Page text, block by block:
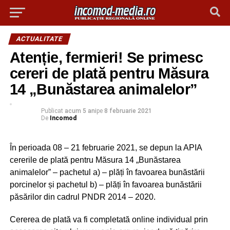
ACTUALITATE
Atenție, fermieri! Se primesc
cereri de plată pentru Măsura
14 „Bunăstarea animalelor”
Publicat acum 5 anipe 8 februarie 2021
De Incomod
În perioada 08 – 21 februarie 2021, se depun la APIA
cererile de plată pentru Măsura 14 „Bunăstarea
animalelor” – pachetul a) – plăți în favoarea bunăstării
porcinelor și pachetul b) – plăți în favoarea bunăstării
păsărilor din cadrul PNDR 2014 – 2020.
Cererea de plată va fi completată online individual prin